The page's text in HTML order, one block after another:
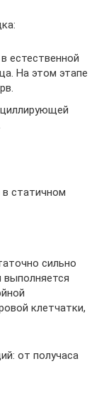
естественной
На этом этапе
статичном
сильно
выполняется
клетчатки,
от получаса